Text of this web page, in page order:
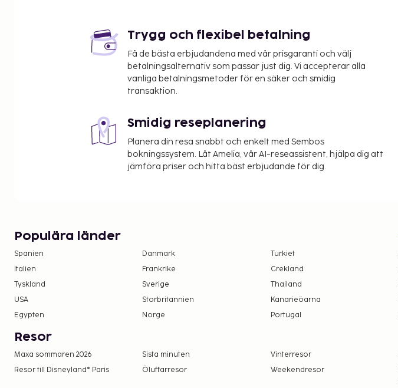
Trygg och flexibel betalning
Få de bästa erbjudandena med vår prisgaranti och välj
betalningsalternativ som passar just dig. Vi accepterar alla
vanliga betalningsmetoder för en säker och smidig
transaktion.
Smidig reseplanering
Planera din resa snabbt och enkelt med Sembos
bokningssystem. Låt Amelia, vår AI-reseassistent, hjälpa dig att
jämföra priser och hitta bäst erbjudande för dig.
Populära länder
Spanien Danmark
Turkiet
Italien
Frankrike
Grekland
Tyskland
Sverige
Thailand
USA
Storbritannien
Kanarieöarna
Egypten
Norge Portugal
Resor
Maxa sommaren 2026 Sista minuten Vinterresor
Resor till Disneyland® Paris
Öluffarresor Weekendresor